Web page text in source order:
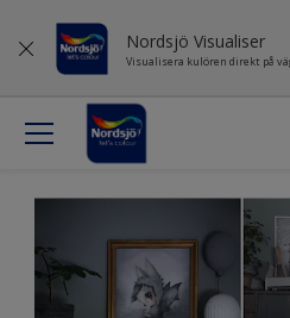
Nordsjö Visualiser
Visualisera kulören direkt på